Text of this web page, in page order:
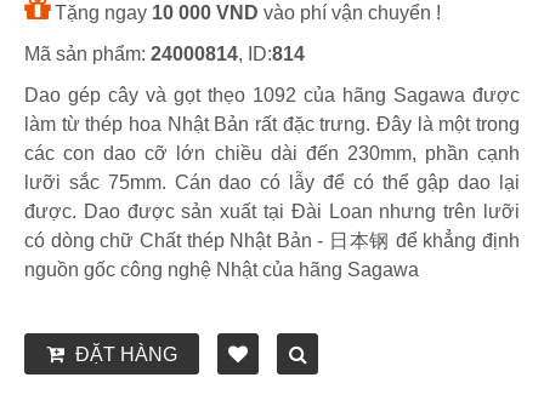
Tặng ngay 10 000 VND vào phí vận chuyển !
Mã sản phẩm: 24000814, ID:814
Dao gép cây và gọt thẹo 1092 của hãng Sagawa được
làm từ thép hoa Nhật Bản rất đặc trưng. Đây là một trong
các con dao cỡ lớn chiều dài đến 230mm, phần cạnh
lưỡi sắc 75mm. Cán dao có lẫy để có thể gập dao lại
được. Dao được sản xuất tại Đài Loan nhưng trên lưỡi
có dòng chữ Chất thép Nhật Bản - 日本钢 để khẳng định
nguồn gốc công nghệ Nhật của hãng Sagawa
ĐẶT HÀNG